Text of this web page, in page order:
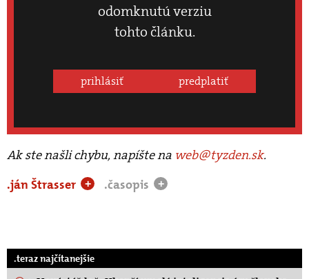
odomknutú verziu
tohto článku.
prihlásiť predplatiť
Ak ste našli chybu, napíšte na web@tyzden.sk.
.ján Štrasser
+ .časopis +
.teraz najčítanejšie